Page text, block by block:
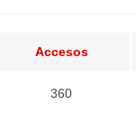
Accesos
360